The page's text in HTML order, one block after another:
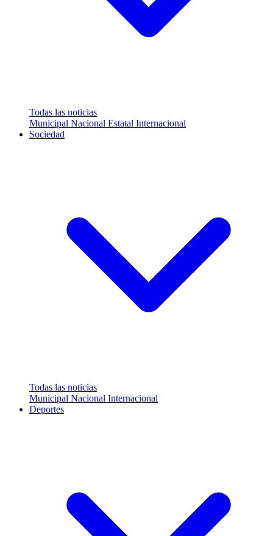
Todas las noticias
Municipal Nacional Estatal Internacional
Sociedad
Todas las noticias
Municipal Nacional Internacional
Deportes